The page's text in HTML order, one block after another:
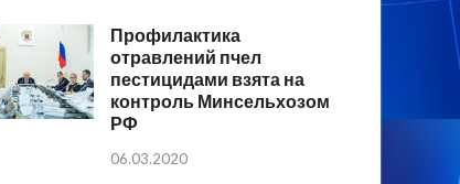
Профилактика
отравлений пчел
пестицидами взята на
контроль Минсельхозом
РФ
06.03.2020